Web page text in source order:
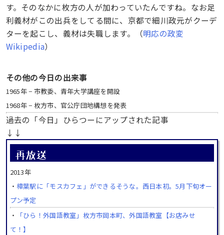
す。そのなかに枚方の人が加わっていたんですね。なお足
利義材がこの出兵をしてる間に、京都で細川政元がクーデ
ターを起こし、義材は失職します。（明応の政変
Wikipedia）
その他の今日の出来事
1965年 − 市教委、青年大学講座を開設
1968年 − 枚方市、官公庁団地構想を発表
過去の「今日」ひらつーにアップされた記事
↓↓
2013年
・ 樟葉駅に「モスカフェ」ができるそうな。西日本初。5月下旬オー
プン予定
・
「ひら！外国語教室」枚方市岡本町、外国語教室【お店みせ
て！】